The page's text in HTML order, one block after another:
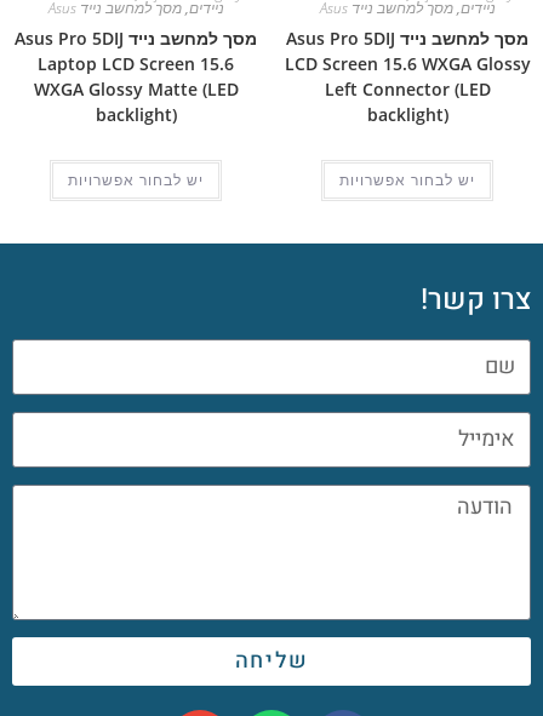
ניידים,מסך למחשב נייד Asus
מסך למחשב נייד Asus Pro 5DIJ
LCD Screen 15.6 WXGA Glossy
Left Connector (LED
backlight)
יש לבחור אפשרויות
ניידים,מסך למחשב נייד Asus
מסך למחשב נייד Asus Pro 5DIJ
Laptop LCD Screen 15.6
WXGA Glossy Matte (LED
backlight)
יש לבחור אפשרויות
צרו קשר!
שליחה